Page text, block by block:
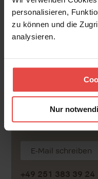
personalisieren,
zu können und die
analysieren.
Nur
setzen wir
und der unmittelbaren
Samsara Grabs
Conference
Manager
E-Mail schreiben
+49 251 383 39 24